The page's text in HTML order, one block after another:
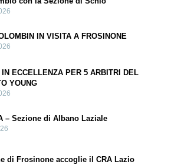
IN VISITA A FROSINONE
IN ECCELLENZA PER 5 ARBITRI DEL
YOUNG
– Sezione di Albano Laziale
di Frosinone accoglie il CRA Lazio